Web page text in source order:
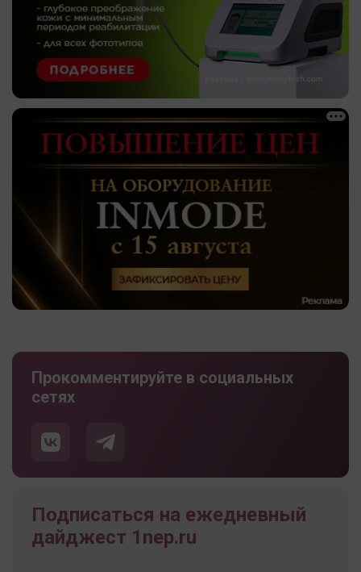
Прокомментируйте в социальных
сетях
Подписаться на ежедневный
дайджест 1nep.ru